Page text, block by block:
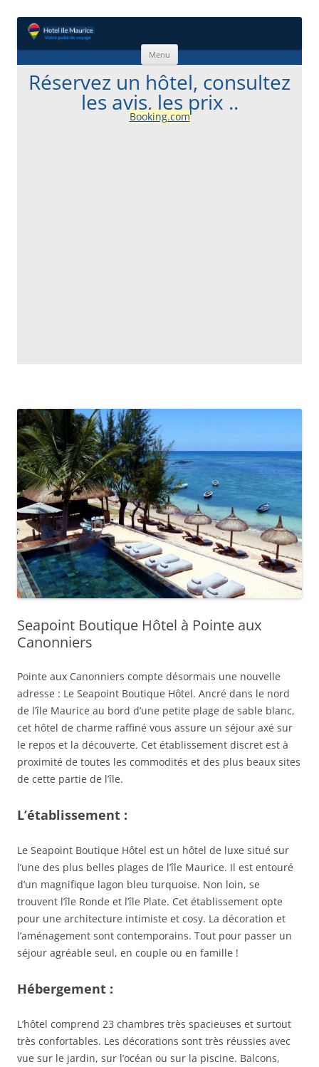
Menu Aller au contenu
Réservez un hôtel, consultez
les avis, les prix ..
Booking.com
Seapoint Boutique Hôtel à Pointe aux
Canonniers
Pointe aux Canonniers compte désormais une nouvelle
adresse : Le Seapoint Boutique Hôtel. Ancré dans le nord
de l’île Maurice au bord d’une petite plage de sable blanc,
cet hôtel de charme raffiné vous assure un séjour axé sur
le repos et la découverte. Cet établissement discret est à
proximité de toutes les commodités et des plus beaux sites
de cette partie de l’île.
L’établissement :
Le Seapoint Boutique Hôtel est un hôtel de luxe situé sur
l’une des plus belles plages de l’île Maurice. Il est entouré
d’un magnifique lagon bleu turquoise. Non loin, se
trouvent l’île Ronde et l’île Plate. Cet établissement opte
pour une architecture intimiste et cosy. La décoration et
l’aménagement sont contemporains. Tout pour passer un
séjour agréable seul, en couple ou en famille !
Hébergement :
L’hôtel comprend 23 chambres très spacieuses et surtout
très confortables. Les décorations sont très réussies avec
vue sur le jardin, sur l’océan ou sur la piscine. Balcons,